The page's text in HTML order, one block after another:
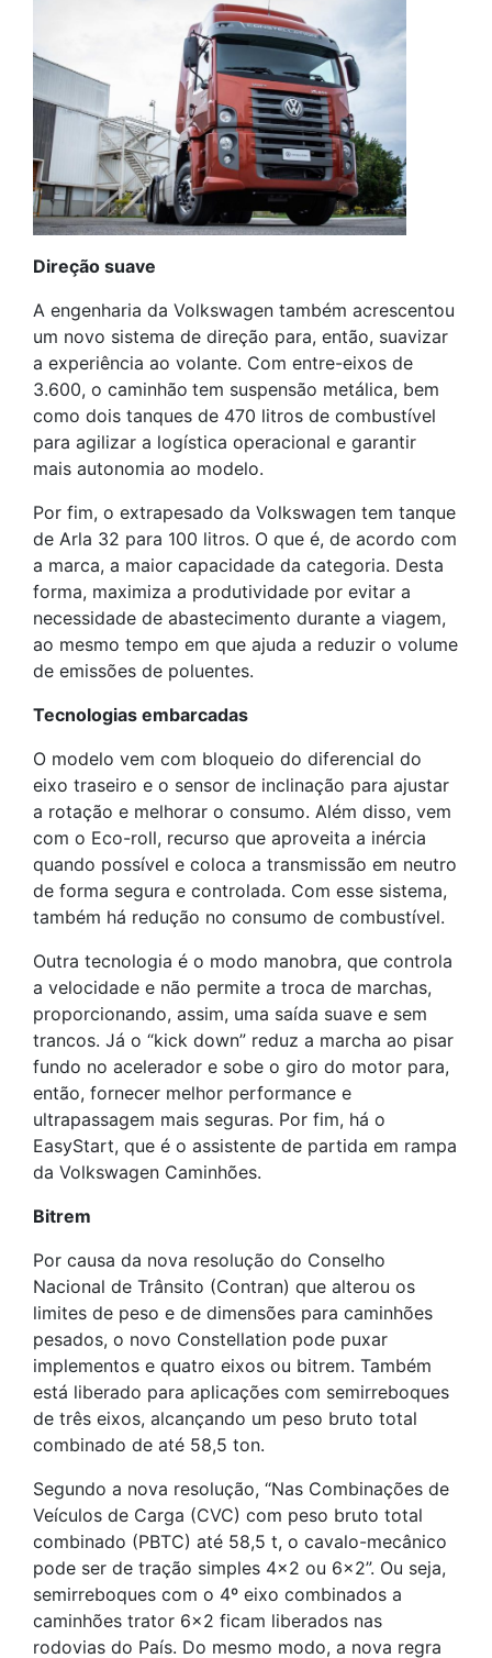
Direção suave
A engenharia da Volkswagen também acrescentou
um novo sistema de direção para, então, suavizar
a experiência ao volante. Com entre-eixos de
3.600, o caminhão tem suspensão metálica, bem
como dois tanques de 470 litros de combustível
para agilizar a logística operacional e garantir
mais autonomia ao modelo.
Por fim, o extrapesado da Volkswagen tem tanque
de Arla 32 para 100 litros. O que é, de acordo com
a marca, a maior capacidade da categoria. Desta
forma, maximiza a produtividade por evitar a
necessidade de abastecimento durante a viagem,
ao mesmo tempo em que ajuda a reduzir o volume
de emissões de poluentes.
Tecnologias embarcadas
O modelo vem com bloqueio do diferencial do
eixo traseiro e o sensor de inclinação para ajustar
a rotação e melhorar o consumo. Além disso, vem
com o Eco-roll, recurso que aproveita a inércia
quando possível e coloca a transmissão em neutro
de forma segura e controlada. Com esse sistema,
também há redução no consumo de combustível.
Outra tecnologia é o modo manobra, que controla
a velocidade e não permite a troca de marchas,
proporcionando, assim, uma saída suave e sem
trancos. Já o “kick down” reduz a marcha ao pisar
fundo no acelerador e sobe o giro do motor para,
então, fornecer melhor performance e
ultrapassagem mais seguras. Por fim, há o
EasyStart, que é o assistente de partida em rampa
da Volkswagen Caminhões.
Bitrem
Por causa da nova resolução do Conselho
Nacional de Trânsito (Contran) que alterou os
limites de peso e de dimensões para caminhões
pesados, o novo Constellation pode puxar
implementos e quatro eixos ou bitrem. Também
está liberado para aplicações com semirreboques
de três eixos, alcançando um peso bruto total
combinado de até 58,5 ton.
Segundo a nova resolução, “Nas Combinações de
Veículos de Carga (CVC) com peso bruto total
combinado (PBTC) até 58,5 t, o cavalo-mecânico
pode ser de tração simples 4×2 ou 6×2”. Ou seja,
semirreboques com o 4º eixo combinados a
caminhões trator 6×2 ficam liberados nas
rodovias do País. Do mesmo modo, a nova regra